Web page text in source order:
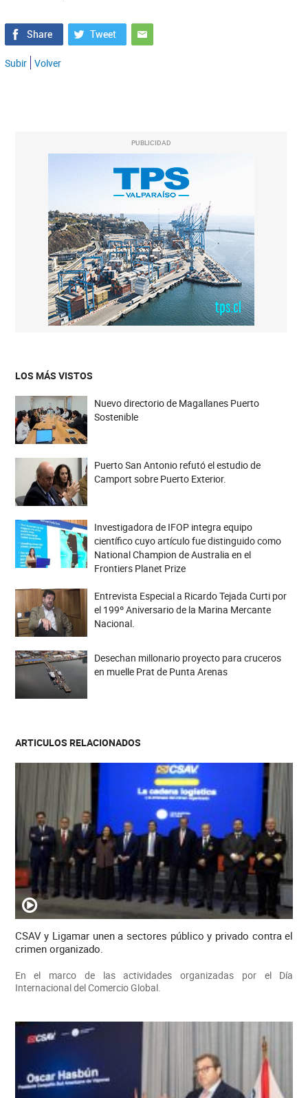
Subir Volver
PUBLICIDAD
LOS MÁS VISTOS
Nuevo directorio de Magallanes Puerto
Sostenible
Puerto San Antonio refutó el estudio de
Camport sobre Puerto Exterior.
Investigadora de IFOP integra equipo
científico cuyo artículo fue distinguido como
National Champion de Australia en el
Frontiers Planet Prize
Entrevista Especial a Ricardo Tejada Curti por
el 199º Aniversario de la Marina Mercante
Nacional.
Desechan millonario proyecto para cruceros
en muelle Prat de Punta Arenas
ARTICULOS RELACIONADOS
CSAV y Ligamar unen a sectores público y privado contra el
crimen organizado.
En el marco de las actividades organizadas por el Día
Internacional del Comercio Global.